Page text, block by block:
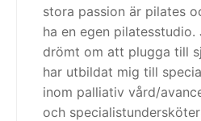
stora passion är pilates
ha en egen pilatesstudio.
drömt om att plugga till
har utbildat mig till
inom palliativ vård/
och